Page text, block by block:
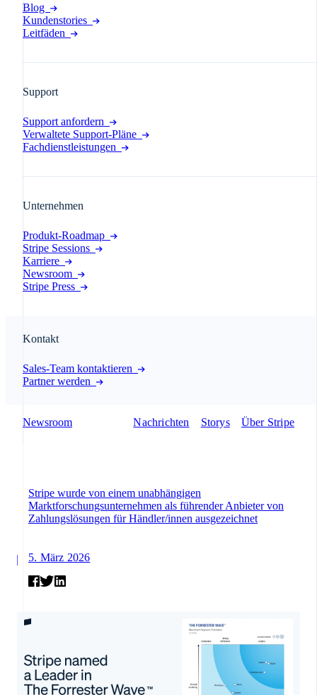
Blog
Kundenstories
Leitfäden
Support
Support anfordern
Verwaltete Support-Pläne
Fachdienstleistungen
Unternehmen
Produkt-Roadmap
Stripe Sessions
Karriere
Newsroom
Stripe Press
Kontakt
Sales-Team kontaktieren
Partner werden
Newsroom Nachrichten Storys Über Stripe
Stripe wurde von einem unabhängigen
Marktforschungsunternehmen als führender Anbieter von
Zahlungslösungen für Händler/innen ausgezeichnet
5. März 2026